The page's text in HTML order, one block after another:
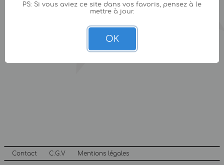
Contact C.G.V Mentions légales
PS: Si vous aviez ce site dans vos favoris, pensez à le
mettre à jour.
OK